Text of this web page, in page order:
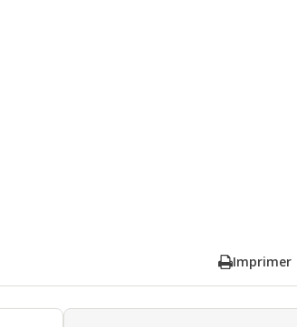
Imprimer